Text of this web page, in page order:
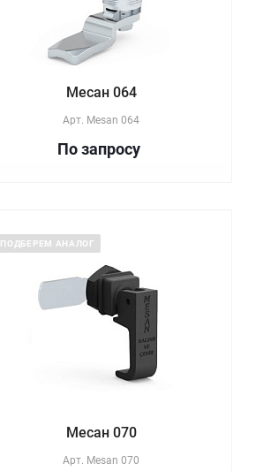
Месан 064
Арт. Mesan 064
По запросу
ПОДБЕРЕМ АНАЛОГ
Месан 070
Арт. Mesan 070